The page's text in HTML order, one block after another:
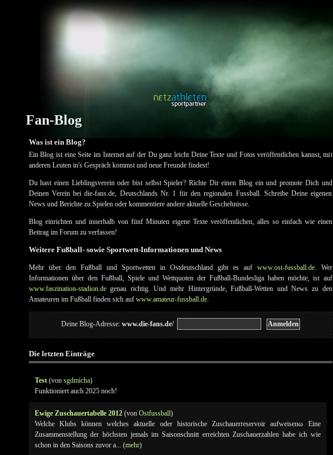
Fan-Blog
Was ist ein Blog?
Ein Blog ist eine Seite im Internet auf der Du ganz leicht Deine Texte und Fotos veröffentlichen kannst, mit
anderen Leuten in's Gespräch kommst und neue Freunde findest!
Du hast einen Lieblingsverein oder bist selbst Spieler? Richte Dir einen Blog ein und promote Dich und
Deinen Verein bei die-fans.de, Deutschlands Nr. 1 für den regionalen Fussball. Schreibe Deine eigenen
News und Berichte zu Spielen oder kommentiere andere aktuelle Geschehnisse.
Blog einrichten und innerhalb von fünf Minuten eigene Texte veröffentlichen, alles so einfach wie einen
Beitrag im Forum zu verfassen!
Weitere Fußball- sowie Sportwett-Informationen und News
Mehr über den Fußball und Sportwetten in Ostdeutschland gibt es auf www.ost-fussball.de. Wer
Informationen über den Fußball, Spiele und Wettquoten der Fußball-Bundesliga haben möchte, ist auf
www.faszination-stadion.degenau richtig. Und mehr Hintergründe, Fußball-Wetten und News zu den
Amateuren im Fußball finden sich auf www.amateur-fussball.de.
Deine Blog-Adresse: www.die-fans.de/
Die letzten Einträge
Test(von sgdmicha)
Funktioniert auch 2025 noch!
Ewige Zuschauertabelle 2012(von Ostfussball)
Welche Klubs können welches aktuelle oder historische Zuschauerreservoir aufweisenω Eine
Zusammenstellung der höchsten jemals im Saisonschnitt erreichten Zuschauerzahlen habe ich wie
schon in den Saisons zuvor a... (mehr)